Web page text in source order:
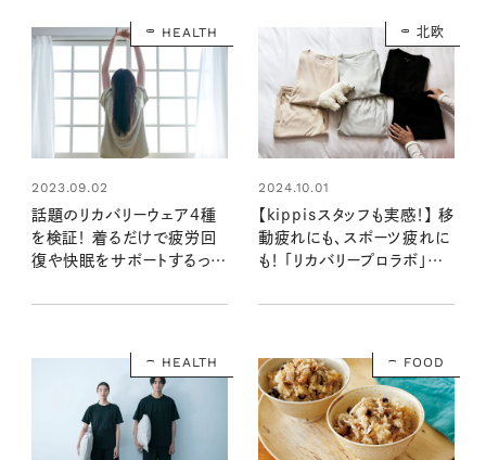
HEALTH
2023.09.02
話題のリカバリーウェア4種
を検証！ 着るだけで疲労回
復や快眠をサポートするって
北欧
2024.10.01
【kippisスタッフも実感！】 移
動疲れにも、スポーツ疲れに
も！ 「リカバリープロラボ」の
HEALTH FOOD